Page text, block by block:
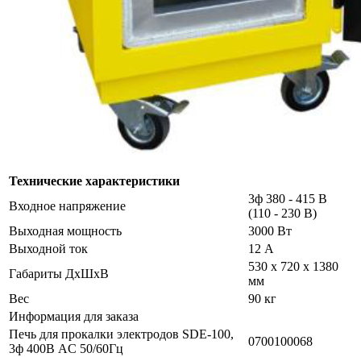
Технические характеристики
Входное напряжение
3ф 380 - 415 В
(110 - 230 В)
Выходная мощность
3000 Вт
Выходной ток
12 А
Габариты ДxШxВ
530 x 720 x 1380
мм
Вес
90 кг
Информация для заказа
Печь для прокалки электродов SDE-100,
3ф 400В AC 50/60Гц
0700100068